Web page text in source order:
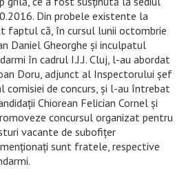
Din probele existente la
faptul că, în cursul lunii octombrie
Daniel Gheorghe și inculpatul
în cadrul I.J.J. Cluj, l-au abordat
Doru, adjunct al Inspectorului șef
comisiei de concurs, și l-au întrebat
Chiorean Felician Cornel și
concursul organizat pentru
vacante de subofițer
sunt fratele, respective